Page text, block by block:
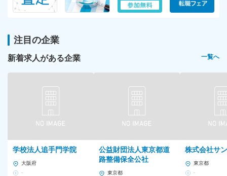
■北海道エリア（旭川・札幌・函館）
■近畿エリア
◆本社：神奈川県横浜市都筑区北山田3-1-50
＜アクセス＞
横浜市営地下鉄グリーンライン「北山田」駅より徒歩7分
※受動喫煙対策：各拠点屋内禁煙
勤務時間
6：00～翌1：00の間でシフト制（実働8時間 休憩60分）
＜シフト例＞
注目の企業
新着求人がある企業 一覧へ
学校法人追手門学院
大阪府
-
公益財団法人東京都道
路整備保全公社
東京都
株式会社サ
東京都
-